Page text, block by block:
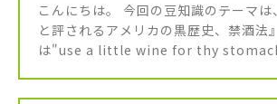
こんにちは。 今回の豆知識のテーマ
と評されるアメリカの黒歴史、禁酒法
は"use a little wine for thy